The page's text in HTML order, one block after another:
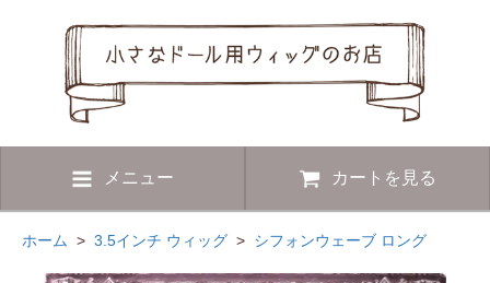
メニュー カートを見る
ホーム > 3.5インチ ウィッグ > シフォンウェーブ ロング